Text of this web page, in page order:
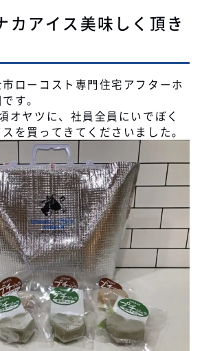
カアイス美味しく頂き
ローコスト専門住宅アフターホ
す。
オヤツに、社員全員にいでぼく
を買ってきてくださいました。